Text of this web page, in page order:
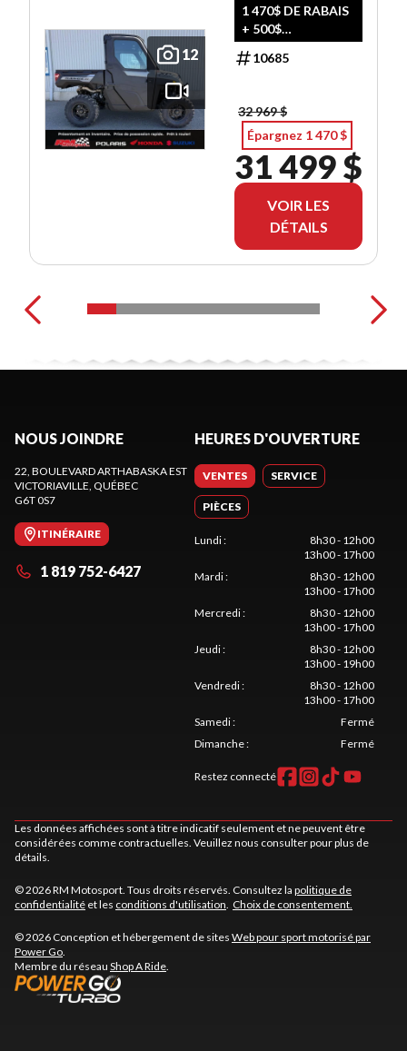
12
1 470$ DE RABAIS
+ 500$
D'ACCESSOIRES
GRATUITS!
10685
32 969 $
Épargnez 1 470 $
31 499 $
VOIR LES
DÉTAILS
NOUS JOINDRE
22, BOULEVARD ARTHABASKA EST
VICTORIAVILLE, QUÉBEC
G6T 0S7
ITINÉRAIRE
1 819 752-6427
HEURES D'OUVERTURE
VENTES SERVICE
PIÈCES
Lundi:
8h30 - 12h00
13h00 - 17h00
Mardi:
8h30 - 12h00
13h00 - 17h00
Mercredi:
8h30 - 12h00
13h00 - 17h00
Jeudi:
8h30 - 12h00
13h00 - 19h00
Vendredi:
8h30 - 12h00
13h00 - 17h00
Samedi:
Fermé
Dimanche: Fermé
Restez connecté
Les données affichées sont à titre indicatif seulement et ne peuvent être
considérées comme contractuelles. Veuillez nous consulter pour plus de
détails.
© 2026 RM Motosport. Tous droits réservés. Consultez la politique de
confidentialité et les conditions d'utilisation. Choix de consentement.
© 2026 Conception et hébergement de sites Web pour sport motorisé par
Power Go.
Membre du réseau Shop A Ride.